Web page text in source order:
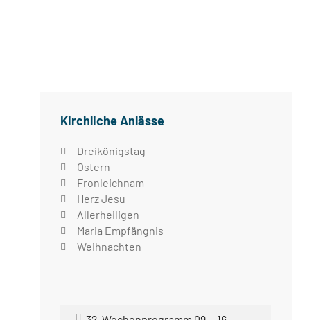
Kirchliche Anlässe
Dreikönigstag
Ostern
Fronleichnam
Herz Jesu
Allerheiligen
Maria Empfängnis
Weihnachten